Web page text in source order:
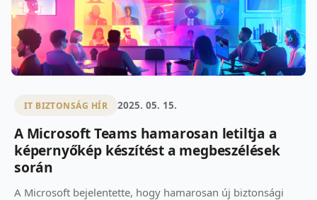
IT BIZTONSÁG HÍR 2025. 05. 15.
A Microsoft Teams hamarosan letiltja a
képernyőkép készítést a megbeszélések
során
A Microsoft bejelentette, hogy hamarosan új biztonsági